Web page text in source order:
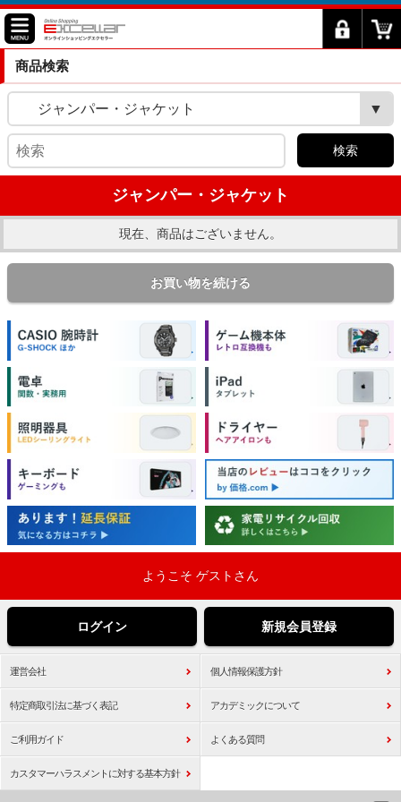
商品検索
ジャンパー・ジャケット
検索
ジャンパー・ジャケット
現在、商品はございません。
お買い物を続ける
ようこそ ゲストさん
ログイン 新規会員登録
運営会社 個人情報保護方針
特定商取引法に基づく表記 アカデミックについて
ご利用ガイド よくある質問
カスタマーハラスメントに対する基本方針